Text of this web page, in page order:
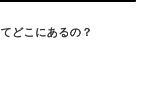
どこにあるの？